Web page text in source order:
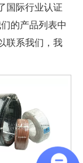
国际行业认证
的产品列表中
联系我们，我